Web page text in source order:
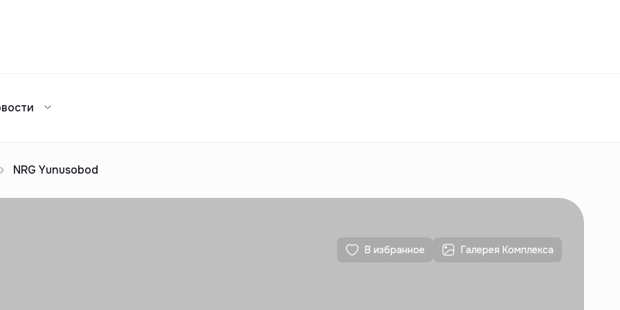
Сдача в 2025
NRG Yunusobod
В избранное Галерея Комплекса